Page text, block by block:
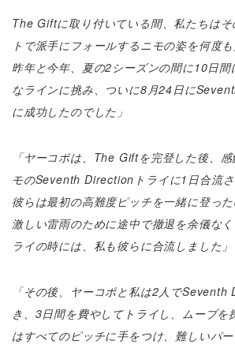
The Giftに取り付いている間、私たちは
トで派手にフォールするニモの姿を何度
昨年と今年、夏の2シーズンの間に10日
なラインに挑み、ついに8月24日に
に成功したのでした」
「ヤーコポは、The Giftを完登した後、
モのSeventh Directionトライに1日合流さ
彼らは最初の高難度ピッチを一緒に登っ
激しい雷雨のために途中で撤退を余儀な
ライの時には、私も彼らに合流しました」
「その後、ヤーコポと私は2人で
き、3日間を費やしてトライし、ムーブを
はすべてのピッチに手をつけ、難しいパ